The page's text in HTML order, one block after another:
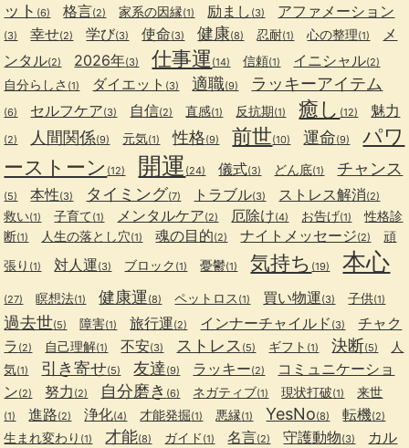
ット (6) 格言(2) 家系の因縁(1) 励まし (3) アファメーション
(3) 幸せ(2) 学び(3) 使命(3) 健康(8) 忍耐(1) 心の整理(1)
メ
ンタル(2) 2026年(3) 仕事運 (14) 信頼(1) イニシャル(2)
自分らしさ (1) ダイエット (3) 適職(9) ラッキーアイテム
(6) セルフケア(3) 自信(2) 直感(1) 反抗期(1) 癒し (12) 魅力
(2) 人間関係(9) 元気(1) 性格(9) 前世(10) 運命(9)
パワ
ーストーン (12) 開運 (24) 儀式(3) どん底(1) チャンス
(5) 本性(3) タイミング(7) トラブル(3) ストレス解消(2)
救い(1) 子育て(1) メンタルケア(2) 厄除け(4) お告げ(1)
性格診
断(1) 人生の落とし穴(1) 魂の目的(2) ナイトメッセージ(2)
頑
張り (1) 対人運(3) ブロック (1) 憂鬱(1) 気持ち (19) 本心
(27) 瞑想法(1) 健康運(8) ペットロス (1) 買い物運(3) 子供(1)
過去世(5) 障害(1) 旅行運(2) インナーチャイルド (3)
チャク
ラ (2) 自己理解(1) 不安(3) ストレス (5) ギフト (1) 決断(5)
人
気(1) 引き寄せ(5) 友達 (9) ラッキー(2)
コミュニケーショ
ン(2) 努力 (2) 自分磨き (6) ネガティブ(1) 現状打破(1) 来世
(1) 進路(2) 浄化(4) 才能発掘(1) 悪縁(1) YesNo(8) 転機(2)
生まれ変わり (1) 才能(8) ガイド (1) 名言(2) 守護動物(3)
カル